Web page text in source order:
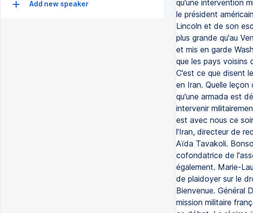
Add new speaker
qu'une intervention
le président
Lincoln et de son
plus grande qu'au
et mis en garde
que les pays voisins
C'est ce que disent
en Iran. Quelle
qu'une armada est
intervenir
est avec nous ce
l'Iran, directeur de
Aïda Tavakoli.
cofondatrice de
également. Marie-
de plaidoyer sur le
Bienvenue. Général
mission militaire